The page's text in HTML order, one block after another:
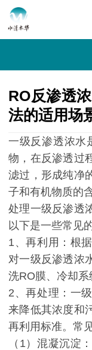
RO反渗透
法的适用场
一级反渗透浓水
物，在反渗透过
滤过，形成纯净
子和有机物质的
处理一级反渗透
以下是一些常见
1、再利用：根
对一级反渗透浓
洗RO膜、冷却系
2、再处理：一
来降低其浓度和
再利用标准。常
（1）混凝沉淀